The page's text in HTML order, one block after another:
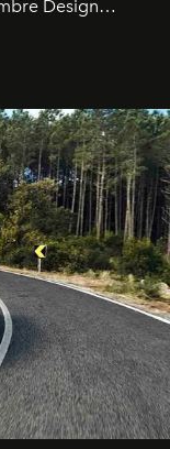
Design
y a déjeuné…